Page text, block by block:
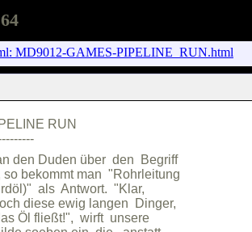
MD9012-GAMES-PIPELINE_RUN.html
PIPELINE RUN
den Duden über  den  Begriff
bekommt man  "Rohrleitung
als  Antwort.  "Klar,
diese ewig langen  Dinger,
Öl fließt!",  wirft  unsere